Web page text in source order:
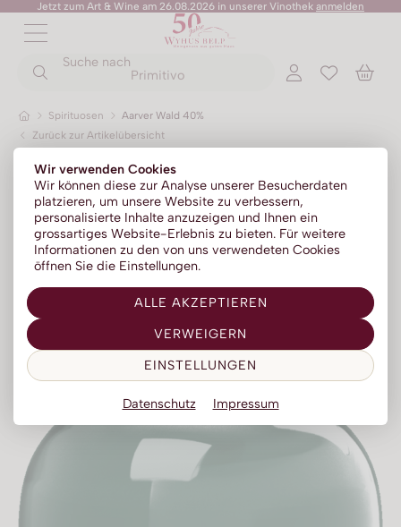
Wir verwenden Cookies
Wir können diese zur Analyse unserer Besucherdaten
platzieren, um unsere Website zu verbessern,
personalisierte Inhalte anzuzeigen und Ihnen ein
grossartiges Website-Erlebnis zu bieten. Für weitere
Informationen zu den von uns verwendeten Cookies
öffnen Sie die Einstellungen.
ALLE AKZEPTIEREN
VERWEIGERN
EINSTELLUNGEN
Datenschutz Impressum
Jetzt zum Art & Wine am 26.08.2026 in unserer Vinothek anmelden
Suche nach
Primitivo
Spirituosen
Aarver Wald 40%
Zurück zur Artikelübersicht
ZURÜCK
Rotweine
Weissweine
Roséweine
Dessertweine
Fine Wines
Südweine
ZURÜCK
Champagner
Prosecco
Franciacorta
Sparkling
Méthode traditionelle
ZURÜCK
No Alc - Sparkling
No Alc - Stillwein
No Alc - Aperitif
No Alc - RTD Mixgetränke
Low Alc - Sparkling
Low Alc - Stillwein
ZURÜCK
Sommer-Sale
ZURÜCK
Senza Parole
Kylie Minogue Wines
Elton John Zero
AZZERIO
Tosone
Mavrio
Silentium